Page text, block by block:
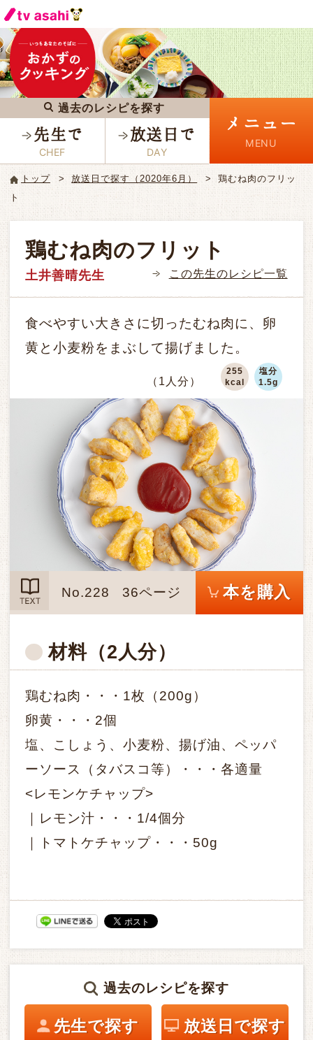
過去のレシピを探す
先生で 放送日で
メニュー
トップ 放送日で探す（2020年6月）
鶏むね肉のフリッ
ト
鶏むね肉のフリット
土井善晴先生 この先生のレシピ一覧
食べやすい大きさに切ったむね肉に、卵
黄と小麦粉をまぶして揚げました。
255
kcal
塩分
1.5g
（1人分）
TEXT
No.228 36ページ 本を購入
材料 （2人分）
鶏むね肉・・・1枚（200g）
卵黄・・・2個
塩、こしょう、小麦粉、揚げ油、ペッパ
ーソース（タバスコ等）・・・各適量
<レモンケチャップ>
｜レモン汁・・・1/4個分
｜トマトケチャップ・・・50g
過去のレシピを探す
先生で探す 放送日で探す